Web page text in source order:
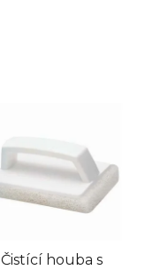
Čistící houba s